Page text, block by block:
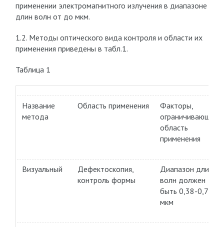
применении электромагнитного излучения в диапазоне
длин волн от до мкм.
1.2. Методы оптического вида контроля и области их
применения приведены в табл.1.
Таблица 1
Название
метода
Область применения
Факторы,
ограничивающие
область
применения
Визуальный
Дефектоскопия,
контроль формы
Диапазон длин
волн должен
быть 0,38-0,76
мкм